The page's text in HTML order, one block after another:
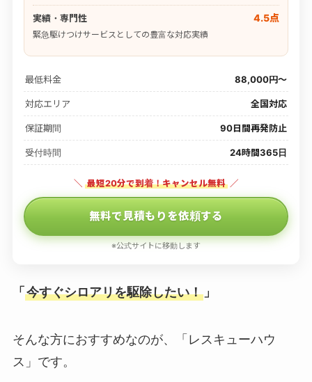
実績・専門性 4.5点
緊急駆けつけサービスとしての豊富な対応実績
最低料金 88,000円〜
対応エリア 全国対応
保証期間 90日間再発防止
受付時間 24時間365日
＼ 最短20分で到着！キャンセル無料 ／
無料で見積もりを依頼する
※公式サイトに移動します
「 今すぐシロアリを駆除したい！」
そんな方におすすめなのが、「レスキューハウ
ス」です。